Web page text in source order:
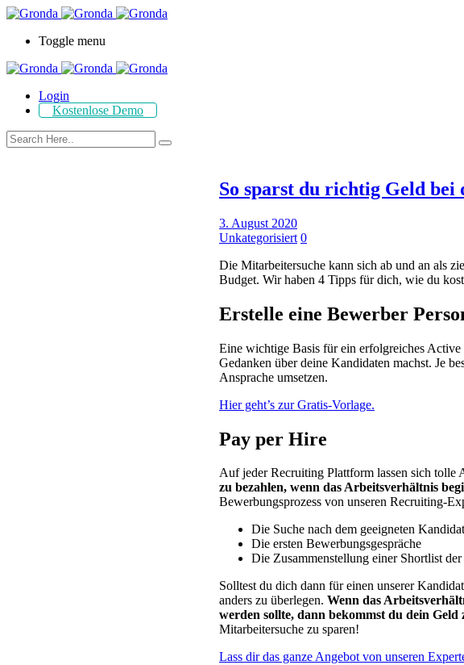
Toggle menu
Login
Kostenlose Demo
So sparst du richtig Geld
3. August 2020
Unkategorisiert 0
Die Mitarbeitersuche kann sich ab und an als
Budget. Wir haben 4 Tipps für dich, wie du
Erstelle eine Bewerber
Eine wichtige Basis für ein erfolgreiches
Gedanken über deine Kandidaten machst. Je
Ansprache umsetzen.
Hier geht’s zur Gratis-Vorlage.
Pay per Hire
Auf jeder Recruiting Plattform lassen sich tolle
zu bezahlen, wenn das Arbeitsverhältnis
Bewerbungsprozess von unseren Recruiting-
Die Suche nach dem geeigneten
Die ersten Bewerbungsgespräche
Die Zusammenstellung einer Shortlist
Solltest du dich dann für einen unserer
anders zu überlegen. Wenn das
werden sollte, dann bekommst du dein Geld
Mitarbeitersuche zu sparen!
Lass dir das ganze Angebot von unseren